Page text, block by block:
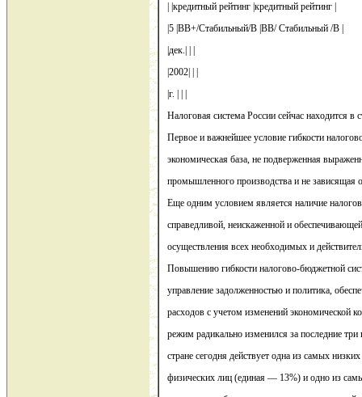
| |кредитный рейтинг |кредитный рейтинг |
|5 |BB+/Стабильный/B |BB/ Стабильный /B |
|дек.| | |
|2002| | |
|г. | | |
Налоговая система России сейчас находится в
Первое и важнейшее условие гибкости
экономическая база, не подверженная
промышленного производства и не зависящая
Еще одним условием является наличие
справедливой, неискаженной и
осуществления всех необходимых и
Повышению гибкости налогово-бюджетной
управление задолженностью и политика,
расходов с учетом изменений экономической
режим радикально изменился за последние
стране сегодня действует одна из самых
физических лиц (единая — 13%) и одно из